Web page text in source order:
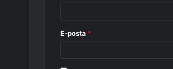
E-posta *